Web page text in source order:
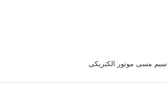
سیم مسی موتور الکتریکی